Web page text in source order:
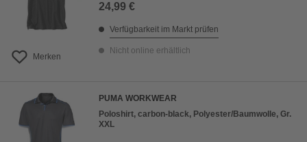
Merken
24,99 €
Verfügbarkeit im Markt prüfen
Nicht online erhältlich
PUMA WORKWEAR
Poloshirt, carbon-black, Polyester/Baumwolle, Gr.
XXL